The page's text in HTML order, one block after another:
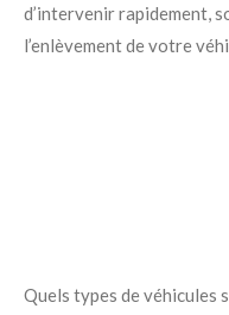
d’intervenir rapidement,
l’enlèvement de votre
Quels types de véhicules